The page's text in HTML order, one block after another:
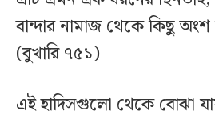
বান্দার নামাজ থেকে কিছু অংশ
(বুখারি ৭৫১)
এই হাদিসগুলো থেকে বোঝা